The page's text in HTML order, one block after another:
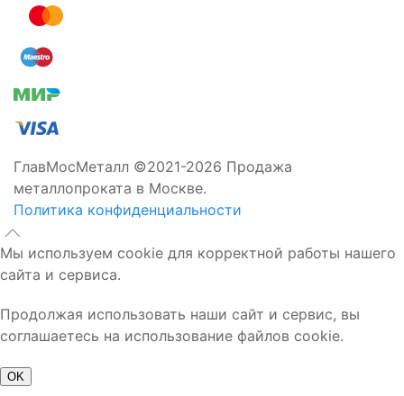
ГлавМосМеталл ©2021-2026 Продажа
металлопроката в Москве.
Политика конфиденциальности
Мы используем cookie для корректной работы нашего
сайта и сервиса.
Продолжая использовать наши сайт и сервис, вы
соглашаетесь на использование файлов cookie.
OK